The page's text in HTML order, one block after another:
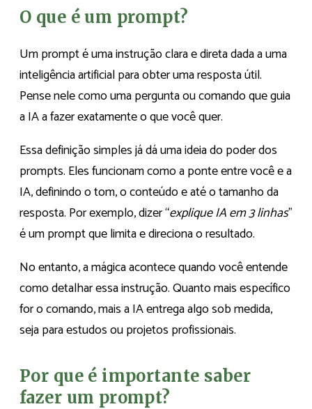
O que é um prompt?
Um prompt é uma instrução clara e direta dada a uma
inteligência artificial para obter uma resposta útil.
Pense nele como uma pergunta ou comando que guia
a IA a fazer exatamente o que você quer.
Essa definição simples já dá uma ideia do poder dos
prompts. Eles funcionam como a ponte entre você e a
IA, definindo o tom, o conteúdo e até o tamanho da
resposta. Por exemplo, dizer “explique IA em 3 linhas”
é um prompt que limita e direciona o resultado.
No entanto, a mágica acontece quando você entende
como detalhar essa instrução. Quanto mais específico
for o comando, mais a IA entrega algo sob medida,
seja para estudos ou projetos profissionais.
Por que é importante saber
fazer um prompt?